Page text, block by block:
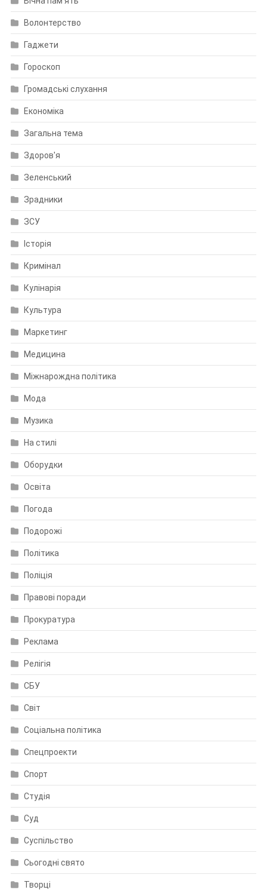
Волонтерство
Гаджети
Гороскоп
Громадські слухання
Економіка
Загальна тема
Здоров'я
Зеленський
Зрадники
ЗСУ
Історія
Кримінал
Кулінарія
Культура
Маркетинг
Медицина
Міжнарождна політика
Мода
Музика
На стилі
Оборудки
Освіта
Погода
Подорожі
Політика
Поліція
Правові поради
Прокуратура
Реклама
Релігія
СБУ
Світ
Соціальна політика
Спецпроекти
Спорт
Студія
Суд
Суспільство
Сьогодні свято
Творці